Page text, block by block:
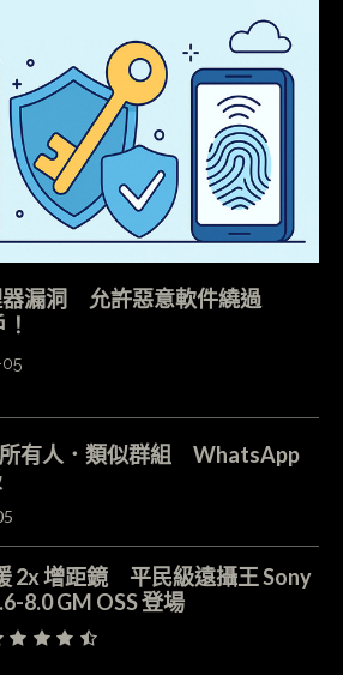
漏洞 允許惡意軟件繞過
所有人．類似群組 WhatsApp
2x 增距鏡 平民級遠攝王 Sony
8.0 GM OSS 登場